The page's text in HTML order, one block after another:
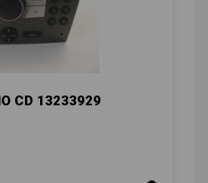
CD 13233929